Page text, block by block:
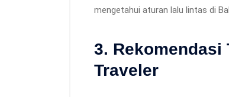
mengetahui aturan lalu lintas di
3. Rekomendasi
Traveler